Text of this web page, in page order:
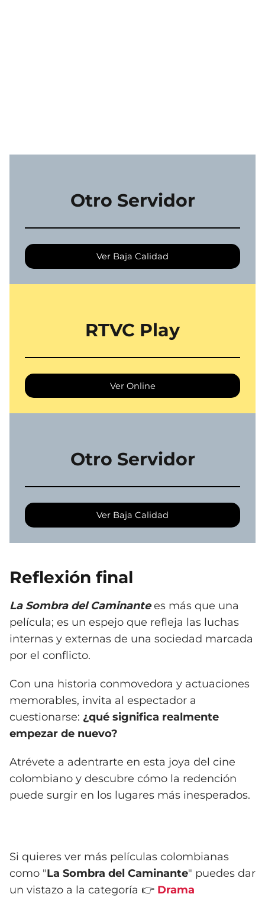
Otro Servidor
Ver Baja Calidad
RTVC Play
Ver Online
Otro Servidor
Ver Baja Calidad
Reflexión final
La Sombra del Caminantees más que una
película; es un espejo que refleja las luchas
internas y externas de una sociedad marcada
por el conflicto.
Con una historia conmovedora y actuaciones
memorables, invita al espectador a
cuestionarse: ¿qué significa realmente
empezar de nuevo?
Atrévete a adentrarte en esta joya del cine
colombiano y descubre cómo la redención
puede surgir en los lugares más inesperados.
Si quieres ver más películas colombianas
como "La Sombra del Caminante" puedes dar
un vistazo a la categoría 👉 Drama